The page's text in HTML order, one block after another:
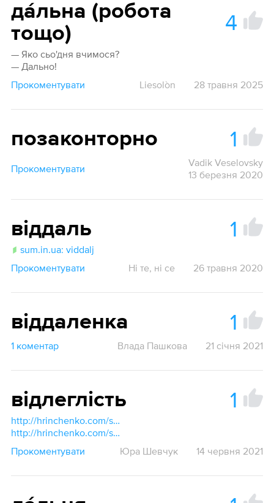
да́льна (робота
тощо)
4
— Яко сьо'дня вчимося?
— Дально!
Прокоментувати
Liesolòn 28 травня 2025
позаконторно 1
Прокоментувати
Vadik Veselovsky
13 березня 2020
віддаль 1
sum.in.ua: viddalj
Прокоментувати
Ні те, ні се 26 травня 2020
віддаленка 1
1 коментар Влада Пашкова 21 січня 2021
відлеглість 1
http://hrinchenko.com/slovar/znachenie-slova/6927-vidleghlist.html#show_point
http://hrinchenko.com/slovar/znachenie-slova/6928-vidleghlo.html#show_point
Прокоментувати
Юра Шевчук 14 червня 2021